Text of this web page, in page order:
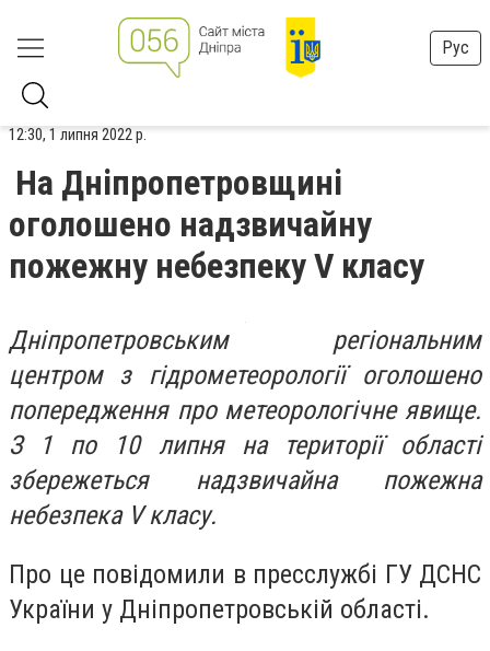
Рус
12:30, 1 липня 2022 р.
На Дніпропетровщині
оголошено надзвичайну
пожежну небезпеку V класу
Дніпропетровським регіональним
центром з гідрометеорології оголошено
попередження про метеорологічне явище.
З 1 по 10 липня на території області
збережеться надзвичайна пожежна
небезпека V класу.
Про це повідомили в пресслужбі ГУ ДСНС
України у Дніпропетровській області.